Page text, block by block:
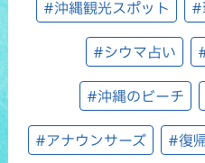
#沖縄観光スポット #
#シウマ占い
#沖縄のビーチ
#アナウンサーズ #復